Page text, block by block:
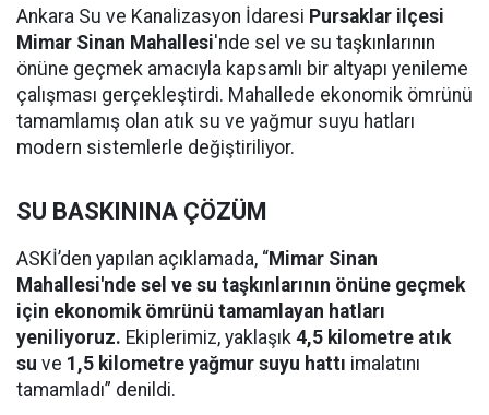
Ankara Su ve Kanalizasyon İdaresi Pursaklar ilçesi
Mimar Sinan Mahallesi'nde sel ve su taşkınlarının
önüne geçmek amacıyla kapsamlı bir altyapı yenileme
çalışması gerçekleştirdi. Mahallede ekonomik ömrünü
tamamlamış olan atık su ve yağmur suyu hatları
modern sistemlerle değiştiriliyor.
SU BASKININA ÇÖZÜM
ASKİ’den yapılan açıklamada, “Mimar Sinan
Mahallesi'nde sel ve su taşkınlarının önüne geçmek
için ekonomik ömrünü tamamlayan hatları
yeniliyoruz. Ekiplerimiz, yaklaşık 4,5 kilometre atık
su ve 1,5 kilometre yağmur suyu hattı imalatını
tamamladı” denildi.